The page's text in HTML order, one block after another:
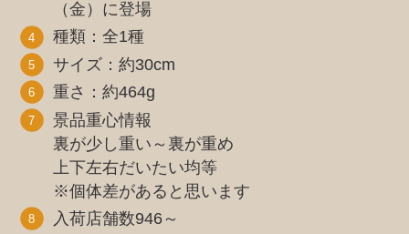
（金）に登場
種類：全1種
サイズ：約30cm
重さ：約464g
景品重心情報
裏が少し重い～裏が重め
上下左右だいたい均等
※個体差があると思います
入荷店舗数946～